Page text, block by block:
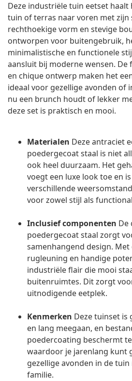
Deze industriële tuin eetset haalt
tuin of terras naar voren met zijn
rechthoekige vorm en stevige
ontworpen voor buitengebruik,
minimalistische en functionele
aansluit bij moderne wensen.
en chique ontwerp maken het
ideaal voor gezellige avonden of
nu een brunch houdt of lekker
deze set is praktisch en mooi.
Materialen Deze antraciet
poedergecoat staal is niet
ook heel duurzaam. Het
voegt een luxe look toe en
verschillende
voor zowel stijl als
Inclusief componenten De
poedergecoat staal zorgt
samenhangend design. Met
rugleuning en handige
industriële flair die mooi
buitenruimtes. Dit zorgt
uitnodigende eetplek.
Kenmerken Deze tuinset is
en lang meegaan, en
poedercoating beschermt
waardoor je jarenlang kunt
gezellige avonden in de
familie.